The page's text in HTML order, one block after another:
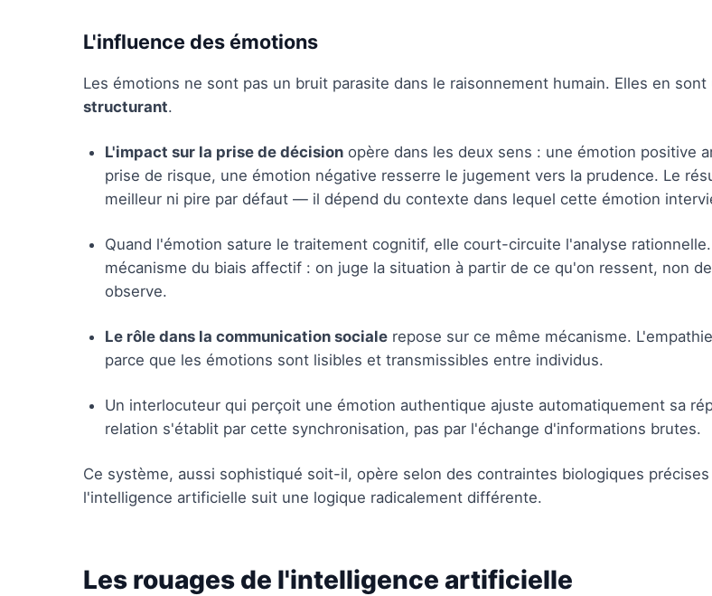
L'influence des émotions
Les émotions ne sont pas un bruit parasite dans le raisonnement humain. Elles en sont
structurant.
L'impact sur la prise de décision opère dans les deux sens : une émotion positive
prise de risque, une émotion négative resserre le jugement vers la prudence. Le
meilleur ni pire par défaut — il dépend du contexte dans lequel cette émotion
Quand l'émotion sature le traitement cognitif, elle court-circuite l'analyse
mécanisme du biais affectif : on juge la situation à partir de ce qu'on ressent, non
observe.
Le rôle dans la communication sociale repose sur ce même mécanisme.
parce que les émotions sont lisibles et transmissibles entre individus.
Un interlocuteur qui perçoit une émotion authentique ajuste automatiquement sa
relation s'établit par cette synchronisation, pas par l'échange d'informations brutes.
Ce système, aussi sophistiqué soit-il, opère selon des contraintes biologiques
l'intelligence artificielle suit une logique radicalement différente.
Les rouages de l'intelligence artificielle